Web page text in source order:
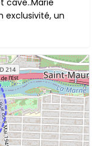
cave..Marie
exclusivité, un